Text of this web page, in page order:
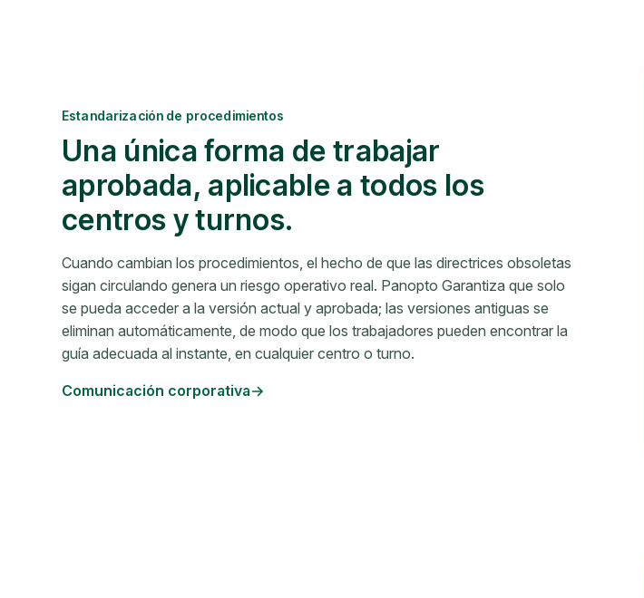
Estandarización de procedimientos
Una única forma de trabajar
aprobada, aplicable a todos los
centros y turnos.
Cuando cambian los procedimientos, el hecho de que las directrices obsoletas
sigan circulando genera un riesgo operativo real. Panopto Garantiza que solo
se pueda acceder a la versión actual y aprobada; las versiones antiguas se
eliminan automáticamente, de modo que los trabajadores pueden encontrar la
guía adecuada al instante, en cualquier centro o turno.
Comunicación corporativa